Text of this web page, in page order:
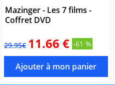
Mazinger - Les 7 films -
Coffret DVD
29.95€ 11.66 € -61 %